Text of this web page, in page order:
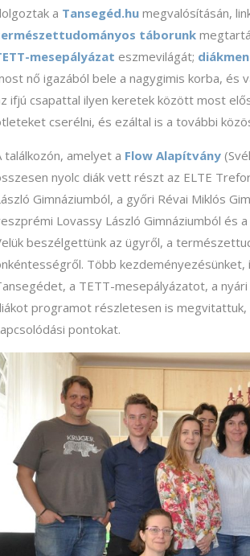
a Tansegéd.hu megvalósításán,
táborunk
mesepályázat eszmevilágát;
nő igazából bele a nagygimis korba, és
ifjú csapattal ilyen keretek között most
cserélni, és ezáltal is a további
találkozón, amelyet a Flow Alapítvány
nyolc diák vett részt az ELTE
Gimnáziumból, a győri Révai Miklós
Lovassy László Gimnáziumból és
beszélgettünk az ügyről, a
Több
a TETT-mesepályázatot, a
programot részletesen is
pontokat.